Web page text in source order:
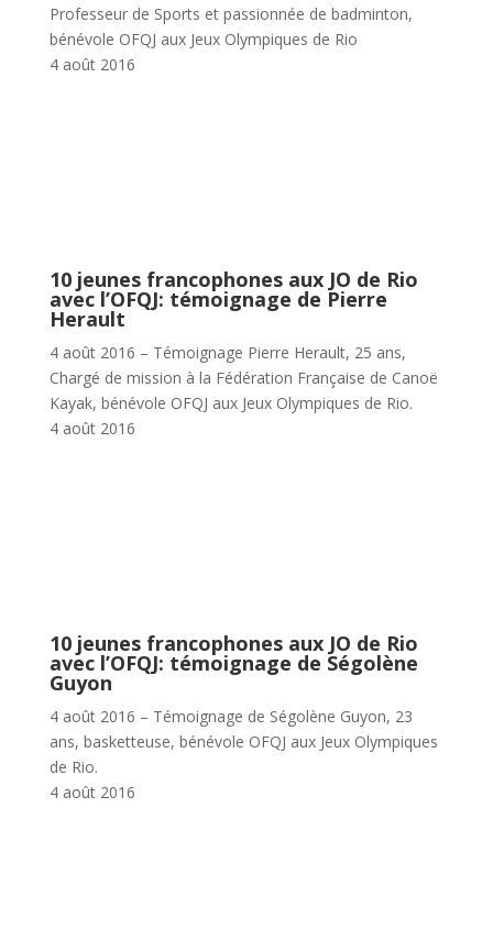
Professeur de Sports et passionnée de badminton,
bénévole OFQJ aux Jeux Olympiques de Rio
4 août 2016
10 jeunes francophones aux JO de Rio
avec l’OFQJ: témoignage de Pierre
Herault
4 août 2016 – Témoignage Pierre Herault, 25 ans,
Chargé de mission à la Fédération Française de Canoë
Kayak, bénévole OFQJ aux Jeux Olympiques de Rio.
4 août 2016
10 jeunes francophones aux JO de Rio
avec l’OFQJ: témoignage de Ségolène
Guyon
4 août 2016 – Témoignage de Ségolène Guyon, 23
ans, basketteuse, bénévole OFQJ aux Jeux Olympiques
de Rio.
4 août 2016